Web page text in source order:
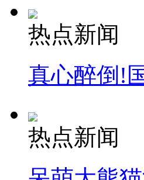
热点新闻
真心醉倒!
热点新闻